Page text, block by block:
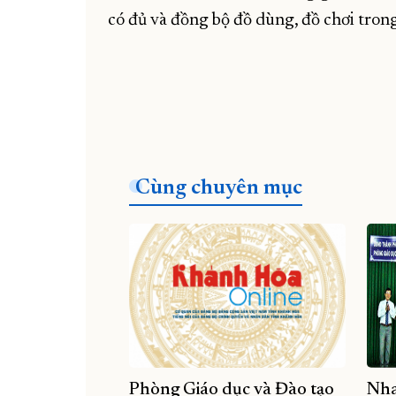
có đủ và đồng bộ đồ dùng, đồ chơi
Cùng chuyên mục
Phòng Giáo dục và Đào tạo